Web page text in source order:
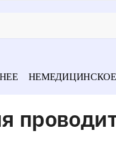
НЕМЕДИЦИНСКОЕ